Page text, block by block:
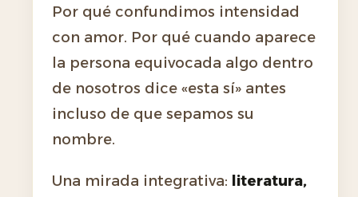
Por qué confundimos intensidad
con amor. Por qué cuando aparece
la persona equivocada algo dentro
de nosotros dice «esta sí» antes
incluso de que sepamos su
nombre.
Una mirada integrativa: literatura,